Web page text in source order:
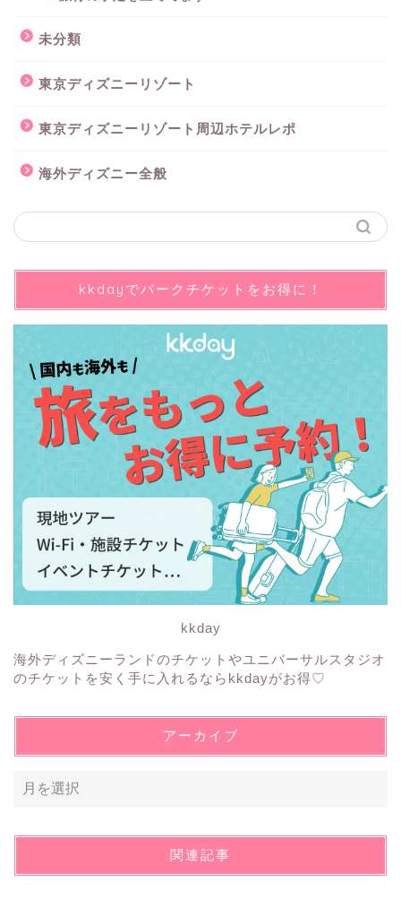
未分類
東京ディズニーリゾート
東京ディズニーリゾート周辺ホテルレポ
海外ディズニー全般
kkdayでパークチケットをお得に！
kkday
海外ディズニーランドのチケットやユニバーサルスタジオ
のチケットを安く手に入れるならkkdayがお得♡
アーカイブ
関連記事